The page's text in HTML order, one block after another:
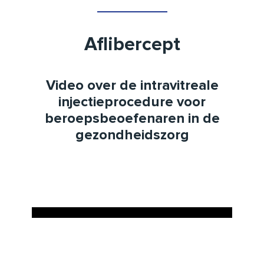
Aflibercept
Video over de intravitreale
injectieprocedure voor
beroepsbeoefenaren in de
gezondheidszorg